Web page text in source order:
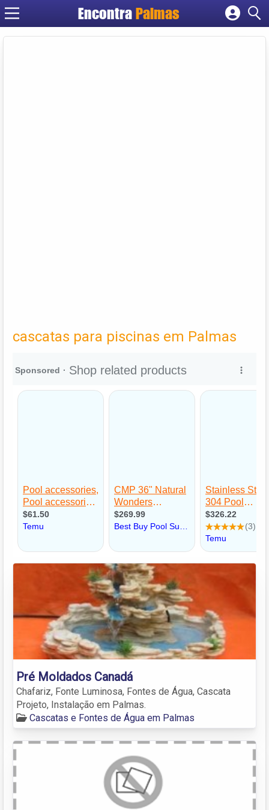
Encontra Palmas
Cadastrar empresa
cascatas para piscinas em Palmas
Pré Moldados Canadá
Chafariz, Fonte Luminosa, Fontes de Água, Cascata
Projeto, Instalação em Palmas.
Cascatas e Fontes de Água em Palmas